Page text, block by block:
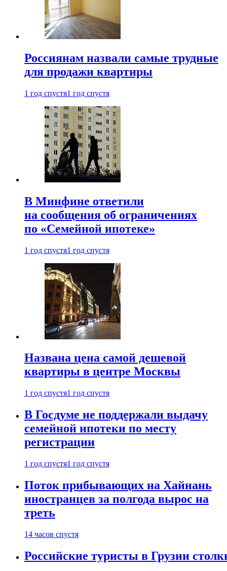
Россиянам назвали самые трудные
для продажи квартиры
1 год спустя1 год спустя
В Минфине ответили
на сообщения об ограничениях
по «Семейной ипотеке»
1 год спустя1 год спустя
Названа цена самой дешевой
квартиры в центре Москвы
1 год спустя1 год спустя
В Госдуме не поддержали выдачу
семейной ипотеки по месту
регистрации
1 год спустя1 год спустя
Поток прибывающих на Хайнань
иностранцев за полгода вырос на
треть
14 часов спустя
Российские туристы в Грузии